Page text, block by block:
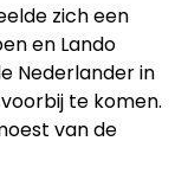
zich een
en Lando
Nederlander in
te komen.
van de